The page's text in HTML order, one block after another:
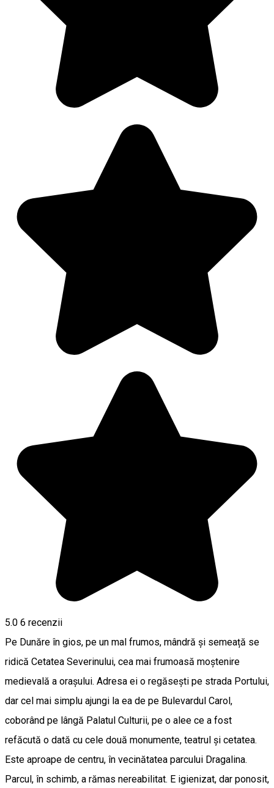
5.0 6 recenzii
Pe Dunăre în gios, pe un mal frumos, mândră și semeață se
ridică Cetatea Severinului, cea mai frumoasă moștenire
medievală a orașului. Adresa ei o regăsești pe strada Portului,
dar cel mai simplu ajungi la ea de pe Bulevardul Carol,
coborând pe lângă Palatul Culturii, pe o alee ce a fost
refăcută o dată cu cele două monumente, teatrul și cetatea.
Este aproape de centru, în vecinătatea parcului Dragalina.
Parcul, în schimb, a rămas nereabilitat. E igienizat, dar ponosit,